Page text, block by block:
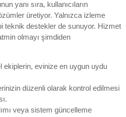
yanı sıra, kullanıcıların
üretiyor. Yalnızca izleme
teknik destekler de sunuyor. Hizmet
olmayı şimdiden
ekiplerin, evinize en uygun uydu
düzenli olarak kontrol edilmesi
veya sistem güncelleme